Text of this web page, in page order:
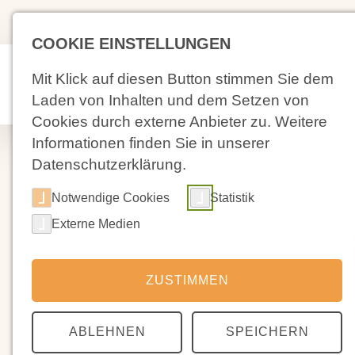
Aktuelles
Ein Nachruf
Dankbar erinnern wir uns an Hans -
stattgefunden hat.
COOKIE EINSTELLUNGEN
Mit Klick auf diesen Button stimmen Sie dem
Laden von Inhalten und dem Setzen von
Cookies durch externe Anbieter zu. Weitere
Informationen finden Sie in unserer
Datenschutzerklärung.
Notwendige Cookies
Statistik
Externe Medien
ZUSTIMMEN
ABLEHNEN SPEICHERN